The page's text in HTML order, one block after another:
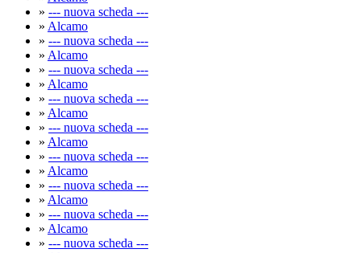
» --- nuova scheda ---
» Alcamo
» --- nuova scheda ---
» Alcamo
» --- nuova scheda ---
» Alcamo
» --- nuova scheda ---
» Alcamo
» --- nuova scheda ---
» Alcamo
» --- nuova scheda ---
» Alcamo
» --- nuova scheda ---
» Alcamo
» --- nuova scheda ---
» Alcamo
» --- nuova scheda ---